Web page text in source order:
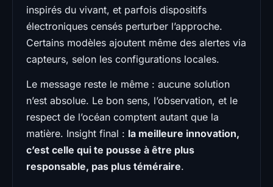
inspirés du vivant, et parfois dispositifs
électroniques censés perturber l’approche.
Certains modèles ajoutent même des alertes via
capteurs, selon les configurations locales.
Le message reste le même : aucune solution
n’est absolue. Le bon sens, l’observation, et le
respect de l’océan comptent autant que la
matière. Insight final : la meilleure innovation,
c’est celle qui te pousse à être plus
responsable, pas plus téméraire.